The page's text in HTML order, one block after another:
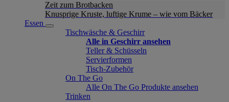
Zeit zum Brotbacken
Knusprige Kruste, luftige Krume – wie vom Bäcker
Essen
Tischwäsche & Geschirr
Alle in Geschirr ansehen
Teller & Schüsseln
Servierformen
Tisch-Zubehör
On The Go
Alle On The Go Produkte ansehen
Trinken